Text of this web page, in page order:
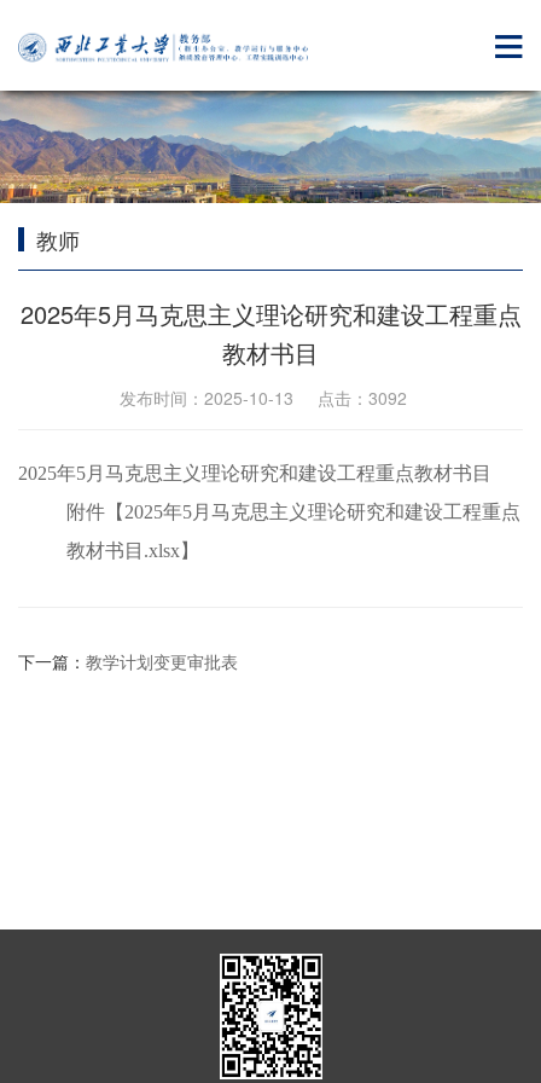
教师
2025年5月马克思主义理论研究和建设工程重点
教材书目
发布时间：2025-10-13 点击： 3092
2025年5月马克思主义理论研究和建设工程重点教材书目
附件【 2025年5月马克思主义理论研究和建设工程重点
教材书目.xlsx】
下一篇： 教学计划变更审批表